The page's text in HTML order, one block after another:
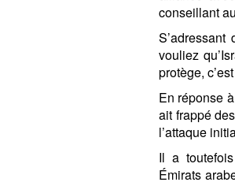
conseillant
vouliez
protège,
En réponse
ait frappé
l’attaque
Il a
Émirats